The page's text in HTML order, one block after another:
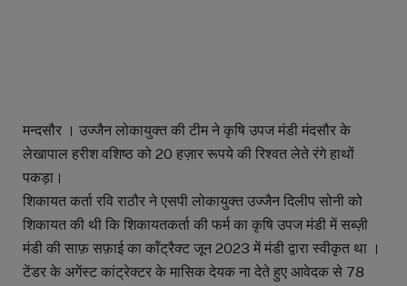
मन्दसौर । उज्जैन लोकायुक्त की टीम ने कृषि उपज मंडी मंदसौर के
लेखापाल हरीश वशिष्ठ को 20 हज़ार रूपये की रिश्वत लेते रंगे हाथों
पकड़ा।
शिकायत कर्ता रवि राठौर ने एसपी लोकायुक्त उज्जैन दिलीप सोनी को
शिकायत की थी कि शिकायतकर्ता की फर्म का कृषि उपज मंडी में सब्ज़ी
मंडी की साफ़ सफ़ाई का कॉंट्रैक्ट जून 2023 में मंडी द्वारा स्वीकृत था ।
टेंडर के अगेंस्ट कांट्रेक्टर के मासिक देयक ना देते हुए आवेदक से 78